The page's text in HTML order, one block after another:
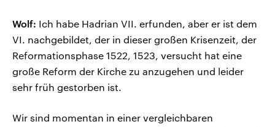
Wolf: Ich habe Hadrian VII. erfunden, aber er ist dem
VI. nachgebildet, der in dieser großen Krisenzeit, der
Reformationsphase 1522, 1523, versucht hat eine
große Reform der Kirche zu anzugehen und leider
sehr früh gestorben ist.
Wir sind momentan in einer vergleichbaren